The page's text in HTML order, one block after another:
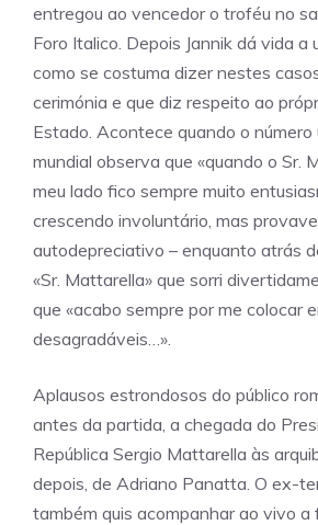
entregou ao vencedor o troféu no
Foro Italico. Depois Jannik dá vida a
como se costuma dizer nestes
cerimónia e que diz respeito ao
Estado. Acontece quando o número
mundial observa que «quando o Sr.
meu lado fico sempre muito
crescendo involuntário, mas
autodepreciativo – enquanto atrás
«Sr. Mattarella» que sorri
que «acabo sempre por me colocar
desagradáveis…».
Aplausos estrondosos do público
antes da partida, a chegada do
República Sergio Mattarella às
depois, de Adriano Panatta. O ex-
também quis acompanhar ao vivo a